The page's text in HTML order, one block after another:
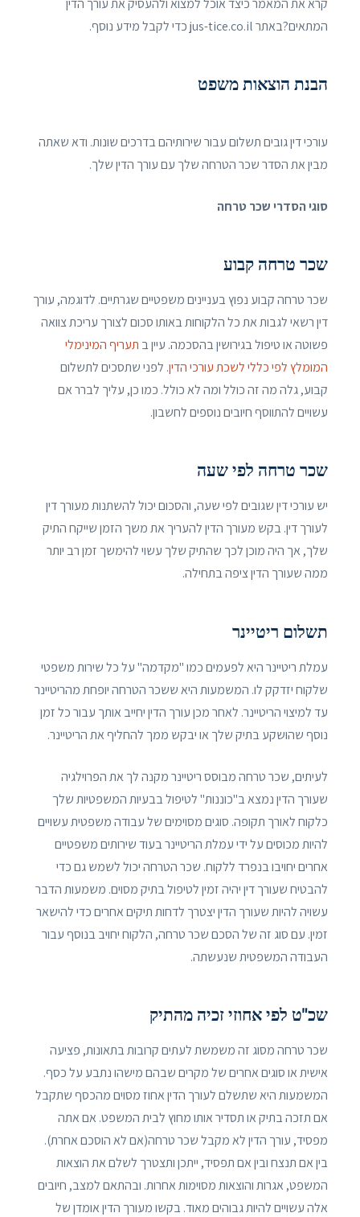
קרא את המאמר כיצד אוכל למצוא ולהעסיק את עורך הדין
המתאים?באתר jus-tice.co.il כדי לקבל מידע נוסף.
הבנת הוצאות משפט
עורכי דין גובים תשלום עבור שירותיהם בדרכים שונות. ודא שאתה
מבין את הסדר שכר הטרחה שלך עם עורך הדין שלך.
סוגי הסדרי שכר טרחה
שכר טרחה קבוע
שכר טרחה קבוע נפוץ בעניינים משפטיים שגרתיים. לדוגמה, עורך
דין רשאי לגבות את כל הלקוחות באותו סכום לצורך עריכת צוואה
פשוטה או טיפול בגירושין בהסכמה. עיין ב תעריף המינימלי
המומלץ לפי כללי לשכת עורכי הדין. לפני שתסכים לתשלום
קבוע, גלה מה זה כולל ומה לא כולל. כמו כן, עליך לברר אם
עשויים להתווסף חיובים נוספים לחשבון.
שכר טרחה לפי שעה
יש עורכי דין שגובים לפי שעה, והסכום יכול להשתנות מעורך דין
לעורך דין. בקש מעורך הדין להעריך את משך הזמן שייקח התיק
שלך, אך היה מוכן לכך שהתיק שלך עשוי להימשך זמן רב יותר
ממה שעורך הדין ציפה בתחילה.
תשלום ריטיינר
עמלת ריטיינר היא לפעמים כמו "מקדמה" על כל שירות משפטי
שלקוח יזדקק לו. המשמעות היא ששכר הטרחה יופחת מהריטיינר
עד למיצוי הריטיינר. לאחר מכן עורך הדין יחייב אותך עבור כל זמן
נוסף שהושקע בתיק שלך או יבקש ממך להחליף את הריטיינר.
לעיתים, שכר טרחה מבוסס ריטיינר מקנה לך את הפרוילגיה
שעורך הדין נמצא ב"כוננות" לטיפול בבעיות המשפטיות שלך
כלקוח לאורך תקופה. סוגים מסוימים של עבודה משפטית עשויים
להיות מכוסים על ידי עמלת הריטיינר בעוד שירותים משפטיים
אחרים יחויבו בנפרד ללקוח. שכר הטרחה יכול לשמש גם כדי
להבטיח שעורך דין יהיה זמין לטיפול בתיק מסוים. משמעות הדבר
עשויה להיות שעורך הדין יצטרך לדחות תיקים אחרים כדי להישאר
זמין. עם סוג זה של הסכם שכר טרחה, הלקוח יחויב בנוסף עבור
העבודה המשפטית שנעשתה.
שכ"ט לפי אחוזי זכיה מהתיק
שכר טרחה מסוג זה משמשת לעתים קרובות בתאונות, פציעה
אישית או סוגים אחרים של מקרים שבהם מישהו נתבע על כסף.
המשמעות היא שתשלם לעורך הדין אחוז מסוים מהכסף שתקבל
אם תזכה בתיק או תסדיר אותו מחוץ לבית המשפט. אם אתה
מפסיד, עורך הדין לא מקבל שכר טרחה(אם לא הוסכם אחרת).
בין אם תנצח ובין אם תפסיד, ייתכן ותצטרך לשלם את הוצאות
המשפט, אגרות והוצאות מסוימות אחרות. ובהתאם למצב, חיובים
אלה עשויים להיות גבוהים מאוד. בקשו מעורך הדין אומדן של